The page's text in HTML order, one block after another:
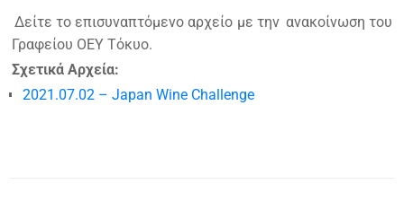
Δείτε το επισυναπτόμενο αρχείο με την ανακοίνωση του
Γραφείου ΟΕΥ Τόκυο.
Σχετικά Αρχεία:
2021.07.02 – Japan Wine Challenge